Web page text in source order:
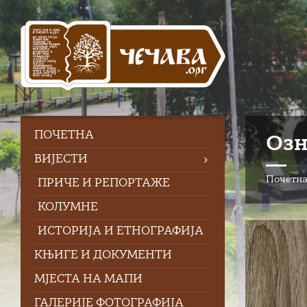
Skip
content
Skip
left
sidebar
Skip
right
sidebar
Skip
footer
Почетна
ПOЧЕТНА
ВИЈЕСТИ
ПРИЧЕ И РЕПОРТАЖЕ
КОЛУМНЕ
ИСТОРИЈА И ЕТНОГРАФИЈА
КЊИГЕ И ДОКУМЕНТИ
МЈЕСТА НА МАПИ
ГАЛЕРИЈЕ ФОТОГРАФИЈА